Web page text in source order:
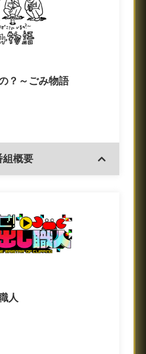
？～ごみ物語
組概要
人